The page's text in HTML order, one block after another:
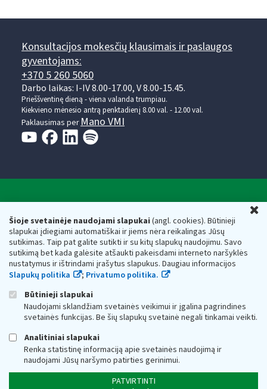
Šioje svetainėje naudojami slapukai(angl. cookies). Būtinieji
slapukai įdiegiami automatiškai ir jiems nėra reikalingas Jūsų
sutikimas. Taip pat galite sutikti ir su kitų slapukų naudojimu. Savo
sutikimą bet kada galėsite atšaukti pakeisdami interneto naršyklės
nustatymus ir ištrindami įrašytus slapukus. Daugiau informacijos
Slapukų politika
; Privatumo politika.
Būtinieji slapukai
Naudojami sklandžiam svetainės veikimui ir įgalina pagrindines
svetainės funkcijas. Be šių slapukų svetainė negali tinkamai veikti.
Analitiniai slapukai
Renka statistinę informaciją apie svetainės naudojimą ir
naudojami Jūsų naršymo patirties gerinimui.
PATVIRTINTI
Konsultacijos mokesčių klausimais ir paslaugos
gyventojams:
+370 5 260 5060
Darbo laikas: I-IV 8.00-17.00, V 8.00-15.45.
Prieššventinę dieną - viena valanda trumpiau.
Kiekvieno mėnesio antrą penktadienį 8.00 val. - 12.00 val.
Paklausimas per Mano VMI
Respublikos finansų ministerijos
Biudžetinė įstaiga. Juridinio asmens kodas — 188659752,
adresas: Vasario 16-osios g. 14, 01107 Vilnius, Lietuva, el.paštas:
vmi@vmi.lt, E. pristatymo dėžutės adresas 188659752
Duomenys apie Valstybinę mokesčių inspekciją prie Lietuvos
Respublikos finansų ministerijos kaupiami ir saugomi Juridinių